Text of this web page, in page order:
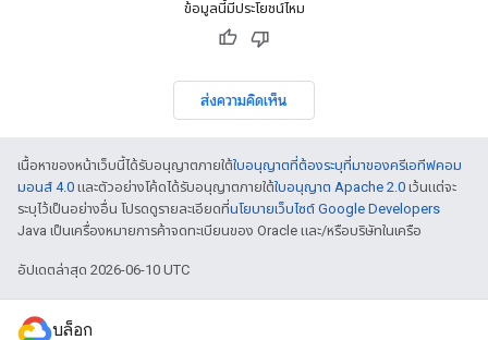
ข้อมูลนี้มีประโยชน์ไหม
ส่งความคิดเห็น
เนื้อหาของหน้าเว็บนี้ได้รับอนุญาตภายใต้ใบอนุญาตที่ต้องระบุที่มาของครีเอทีฟคอม
มอนส์ 4.0 และตัวอย่างโค้ดได้รับอนุญาตภายใต้ใบอนุญาต Apache 2.0 เว้นแต่จะ
ระบุไว้เป็นอย่างอื่น โปรดดูรายละเอียดที่นโยบายเว็บไซต์ Google Developers
Java เป็นเครื่องหมายการค้าจดทะเบียนของ Oracle และ/หรือบริษัทในเครือ
อัปเดตล่าสุด 2026-06-10 UTC
บล็อก